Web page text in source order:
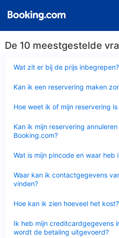
De 10 meestgestelde
Wat zit er bij de prijs inbegrepen?
Kan ik een reservering maken
Hoe weet ik of mijn reservering
Kan ik mijn reservering
Booking.com?
Wat is mijn pincode en waar heb
Waar kan ik contactgegevens
vinden?
Hoe kan ik zien hoeveel het kost?
Ik heb mijn creditcardgegevens
wordt de betaling uitgevoerd?